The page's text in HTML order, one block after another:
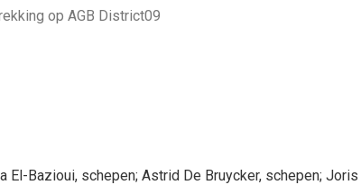
op AGB District09
El-Bazioui, schepen; Astrid De Bruycker, schepen; Joris